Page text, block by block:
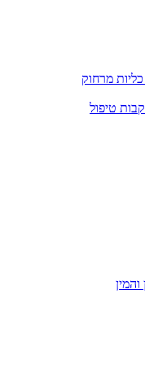
כליות מרחוק
טיפול